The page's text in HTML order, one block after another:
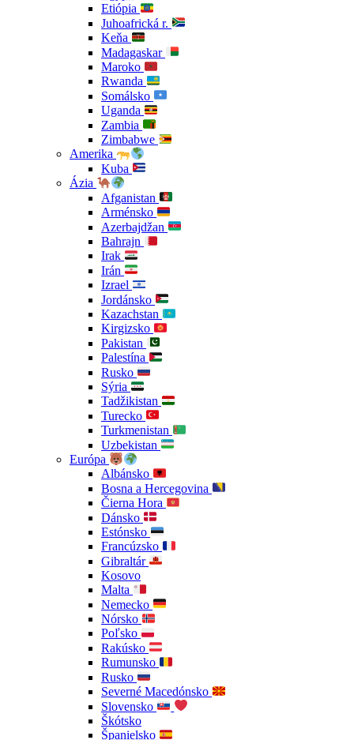
Etiópia
Juhoafrická r.
Keňa
Madagaskar
Maroko
Rwanda
Somálsko
Uganda
Zambia
Zimbabwe
Amerika
Kuba
Ázia
Afganistan
Arménsko
Azerbajdžan
Bahrajn
Irak
Irán
Izrael
Jordánsko
Kazachstan
Kirgizsko
Pakistan
Palestína
Rusko
Sýria
Tadžikistan
Turecko
Turkmenistan
Uzbekistan
Európa
Albánsko
Bosna a Hercegovina
Čierna Hora
Dánsko
Estónsko
Francúzsko
Gibraltár
Kosovo
Malta
Nemecko
Nórsko
Poľsko
Rakúsko
Rumunsko
Rusko
Severné Macedónsko
Slovensko
Škótsko
Španielsko